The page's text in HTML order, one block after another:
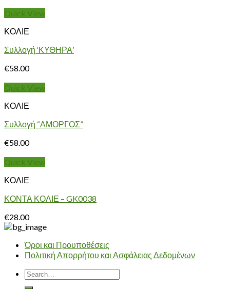
Quick View
ΚΟΛΙΕ
Συλλογή ‘ΚΥΘΗΡΑ’
€58.00
Quick View
ΚΟΛΙΕ
Συλλογή “ΑΜΟΡΓΟΣ”
€58.00
Quick View
ΚΟΛΙΕ
ΚΟΝΤΑ ΚΟΛΙΕ – GK0038
€28.00
Όροι και Προυποθέσεις
Πολιτική Απορρήτου και Ασφάλειας Δεδομένων
Search
for: